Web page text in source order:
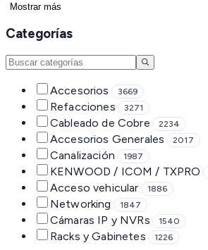
Mostrar más
Categorías
Accesorios 3669
Refacciones 3271
Cableado de Cobre 2234
Accesorios Generales 2017
Canalización 1987
KENWOOD / ICOM / TXPRO
Acceso vehicular 1886
Networking 1847
Cámaras IP y NVRs 1540
Racks y Gabinetes 1226